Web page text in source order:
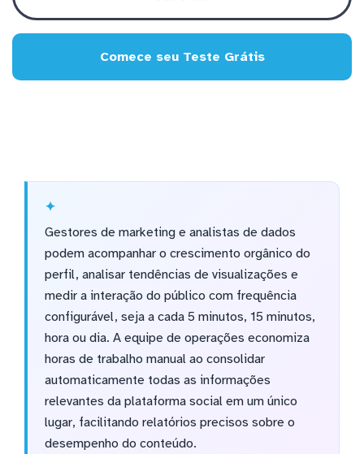
Comece seu Teste Grátis
Gestores de marketing e analistas de dados
podem acompanhar o crescimento orgânico do
perfil, analisar tendências de visualizações e
medir a interação do público com frequência
configurável, seja a cada 5 minutos, 15 minutos,
hora ou dia. A equipe de operações economiza
horas de trabalho manual ao consolidar
automaticamente todas as informações
relevantes da plataforma social em um único
lugar, facilitando relatórios precisos sobre o
desempenho do conteúdo.